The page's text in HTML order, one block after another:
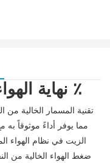
نهاية الهواء الأصلية بنسبة 100 ٪
الزيت في نظام الهواء
ضغط الهواء الخالية من